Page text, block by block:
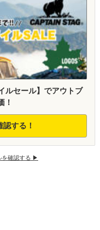
ルセール】でアウトブ
！
する！
を確認する ▶︎